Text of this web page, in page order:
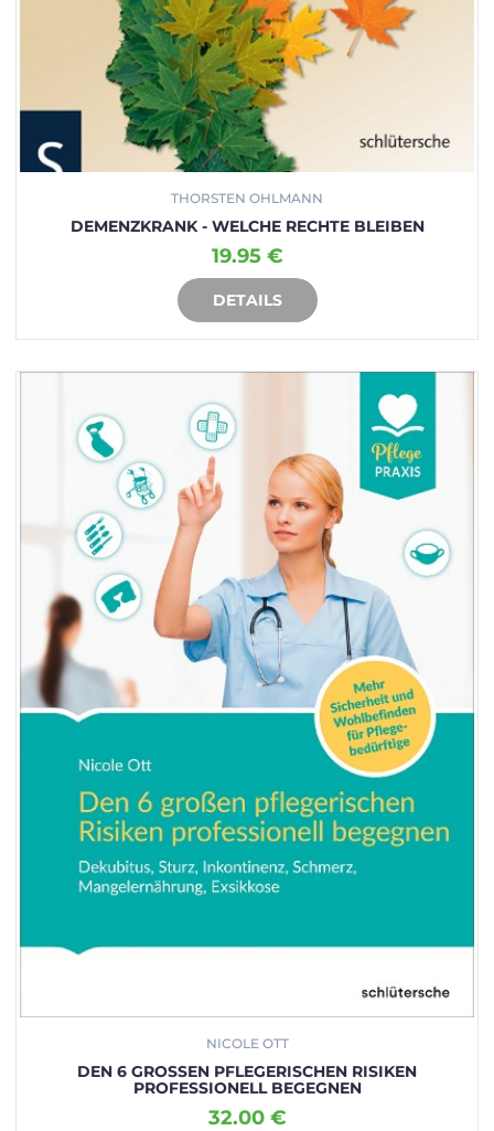
THORSTEN OHLMANN
DEMENZKRANK - WELCHE RECHTE BLEIBEN
19.95 €
DETAILS
IN DEN WARENKORB
NICOLE OTT
DEN 6 GROSSEN PFLEGERISCHEN RISIKEN P
ROFESSIONELL BEGEGNEN
32.00 €